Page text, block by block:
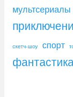
мультсериалы
скетч-шоу спорт